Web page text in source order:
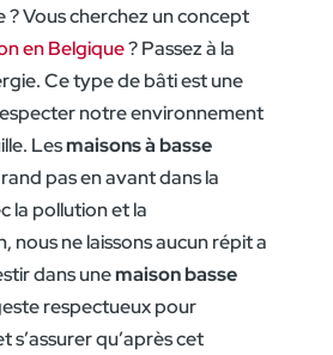
? Vous cherchez un concept
en Belgique? Passez à la
Ce type de bâti est une
notre environnement
Lesmaisons à basse
pas en avant dans la
la pollution et la
nous ne laissons aucun répit a
dans unemaison basse
respectueux pour
s’assurer qu’après cet